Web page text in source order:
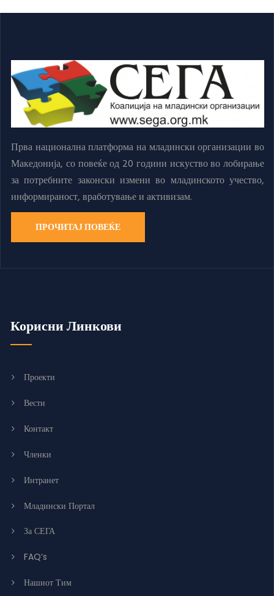
Прва национална платформа на младински организации во
Македонија, со повеќе од 20 години искуство во лобирање
за потребните законски измени во младинското учество,
информираност, вработување и активизам.
ПРОЧИТАЈ ПОВЕЌЕ
Корисни Линкови
Проекти
Вести
Контакт
Членки
Интранет
Младински Портал
За СЕГА
FAQ’s
Нашиот Тим